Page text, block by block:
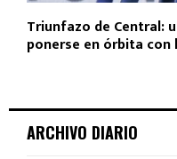
Triunfazo de Central:
ponerse en órbita con
ARCHIVO DIARIO